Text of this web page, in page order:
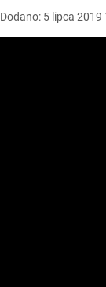
Dodano: 5 lipca 2019